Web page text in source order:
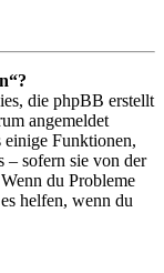
die phpBB erstellt
angemeldet
Funktionen,
– sofern sie von der
du Probleme
helfen, wenn du